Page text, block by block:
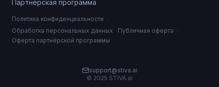
Партнёрская программа
Политика конфиденциальности ·
Обработка персональных данных ·Публичная оферта ·
Оферта партнёрской программы
support@stiva.ai
© 2025 STIVA.ai